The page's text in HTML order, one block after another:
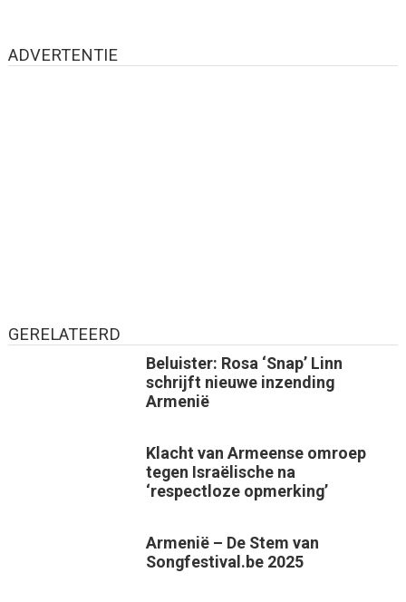
ADVERTENTIE
GERELATEERD
Beluister: Rosa ‘Snap’ Linn
schrijft nieuwe inzending
Armenië
Klacht van Armeense omroep
tegen Israëlische na
‘respectloze opmerking’
Armenië – De Stem van
Songfestival.be 2025